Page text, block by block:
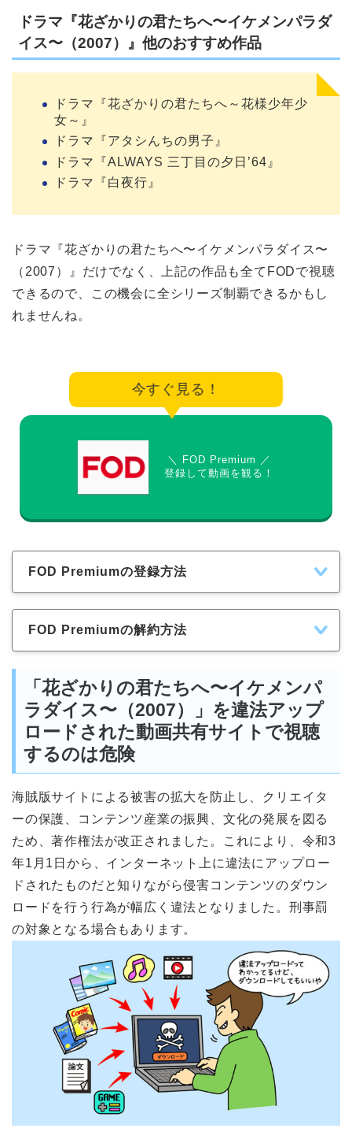
ドラマ『花ざかりの君たちへ〜イケメンパラダ
イス〜（2007）』他のおすすめ作品
ドラマ『花ざかりの君たちへ～花様少年少
女～』
ドラマ『アタシんちの男子』
ドラマ『ALWAYS 三丁目の夕日’64』
ドラマ『白夜行』
ドラマ『花ざかりの君たちへ〜イケメンパラダイス〜
（2007）』だけでなく、上記の作品も全てFODで視聴
できるので、この機会に全シリーズ制覇できるかもし
れませんね。
今すぐ見る！
＼ FOD Premium ／
登録して動画を観る！
FOD Premiumの登録方法
FOD Premiumの解約方法
「花ざかりの君たちへ〜イケメンパ
ラダイス〜（2007）」を違法アップ
ロードされた動画共有サイトで視聴
するのは危険
海賊版サイトによる被害の拡大を防止し、クリエイタ
ーの保護、コンテンツ産業の振興、文化の発展を図る
ため、著作権法が改正されました。これにより、令和3
年1月1日から、インターネット上に違法にアップロー
ドされたものだと知りながら侵害コンテンツのダウン
ロードを行う行為が幅広く違法となりました。刑事罰
の対象となる場合もあります。